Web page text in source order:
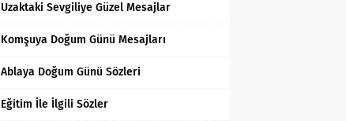
Uzaktaki Sevgiliye Güzel Mesajlar
Komşuya Doğum Günü Mesajları
Ablaya Doğum Günü Sözleri
Eğitim İle İlgili Sözler